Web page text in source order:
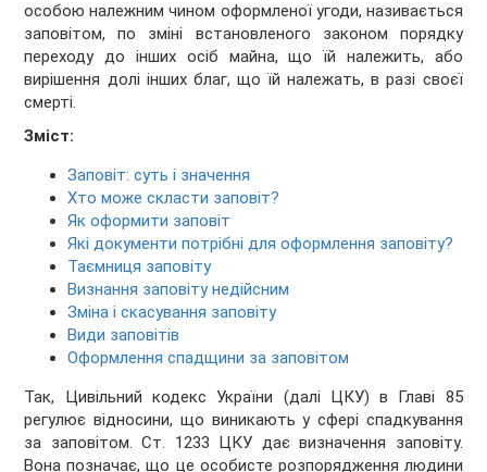
особою належним чином оформленої угоди, називається
заповітом, по зміні встановленого законом порядку
переходу до інших осіб майна, що їй належить, або
вирішення долі інших благ, що їй належать, в разі своєї
смерті.
Зміст:
Заповіт: суть і значення
Хто може скласти заповіт?
Як оформити заповіт
Які документи потрібні для оформлення заповіту?
Таємниця заповіту
Визнання заповіту недійсним
Зміна і скасування заповіту
Види заповітів
Оформлення спадщини за заповітом
Так, Цивільний кодекс України (далі ЦКУ) в Главі 85
регулює відносини, що виникають у сфері спадкування
за заповітом. Ст. 1233 ЦКУ дає визначення заповіту.
Вона позначає, що це особисте розпорядження людини